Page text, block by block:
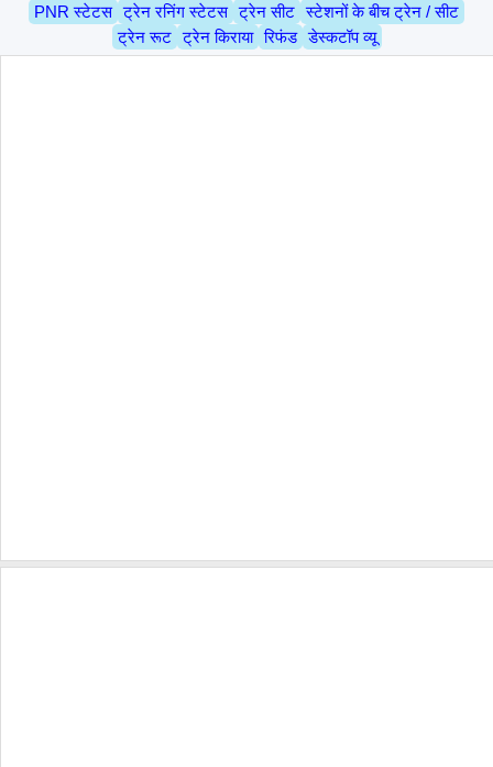
PNR स्टेटस ट्रेन रनिंग स्टेटस ट्रेन सीट स्टेशनों के बीच ट्रेन / सीट
ट्रेन रूट ट्रेन किराया रिफंड डेस्कटॉप व्यू